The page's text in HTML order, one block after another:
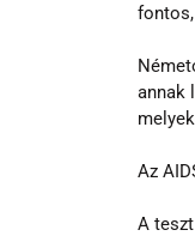
annak
Az
A